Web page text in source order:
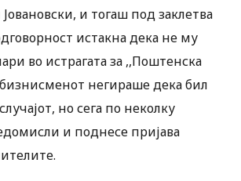
Јовановски, и тогаш под заклетва
истакна дека не му
во истрагата за ,,Поштенска
негираше дека бил
но сега по неколку
и поднесе пријава